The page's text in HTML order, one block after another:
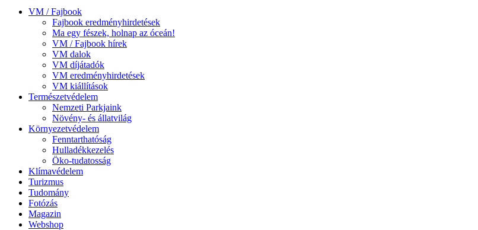
VM / Fajbook
Fajbook eredményhirdetések
Ma egy fészek, holnap az óceán!
VM / Fajbook hírek
VM dalok
VM díjátadók
VM eredményhirdetések
VM kiállítások
Természetvédelem
Nemzeti Parkjaink
Növény- és állatvilág
Környezetvédelem
Fenntarthatóság
Hulladékkezelés
Öko-tudatosság
Klímavédelem
Turizmus
Tudomány
Fotózás
Magazin
Webshop